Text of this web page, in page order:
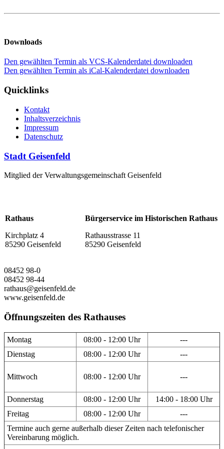
Downloads
Den gewählten Termin als VCS-Kalenderdatei downloaden
Den gewählten Termin als iCal-Kalenderdatei downloaden
Quicklinks
Kontakt
Inhaltsverzeichnis
Impressum
Datenschutz
Stadt Geisenfeld
Mitglied der Verwaltungsgemeinschaft Geisenfeld
Rathaus
Kirchplatz 4
85290 Geisenfeld
Bürgerservice im Historischen Rathaus
Rathausstrasse 11
85290 Geisenfeld
08452 98-0
08452 98-44
rathaus@geisenfeld.de
www.geisenfeld.de
Öffnungszeiten des Rathauses
Montag 08:00 - 12:00 Uhr
---
Dienstag
08:00 - 12:00 Uhr ---
Mittwoch 08:00 - 12:00 Uhr ---
Donnerstag 08:00 - 12:00 Uhr
14:00 - 18:00 Uhr
Freitag
08:00 - 12:00 Uhr
---
Termine auch gerne außerhalb dieser Zeiten nach telefonischer
Vereinbarung möglich.